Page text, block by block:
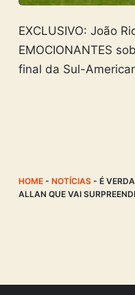
EXCLUSIVO: João
EMOCIONANTES
final da Sul-
HOME- NOTÍCIAS- É
ALLAN QUE VAI